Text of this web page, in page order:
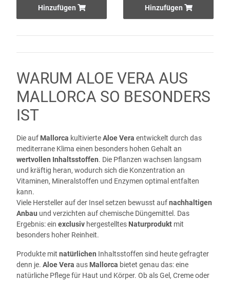
Hinzufügen Hinzufügen
WARUM ALOE VERA AUS
MALLORCA SO BESONDERS
IST
Die auf Mallorca kultivierteAloe Vera entwickelt durch das
mediterrane Klima einen besonders hohen Gehalt an
wertvollen Inhaltsstoffen. Die Pflanzen wachsen langsam
und kräftig heran, wodurch sich die Konzentration an
Vitaminen, Mineralstoffen und Enzymen optimal entfalten
kann.
Viele Hersteller auf der Insel setzen bewusst aufnachhaltigen
Anbau und verzichten auf chemische Düngemittel. Das
Ergebnis: ein exclusiv hergestelltes Naturprodukt mit
besonders hoher Reinheit.
Produkte mit natürlichen Inhaltsstoffen sind heute gefragter
denn je. Aloe Vera aus Mallorca bietet genau das: eine
natürliche Pflege für Haut und Körper. Ob als Gel, Creme oder